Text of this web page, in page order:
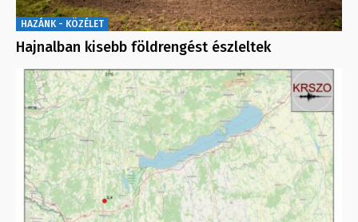
HAZÁNK - KÖZÉLET
Hajnalban kisebb földrengést észleltek